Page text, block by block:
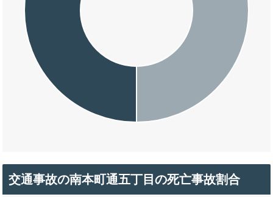
交通事故の南本町通五丁目の死亡事故割合